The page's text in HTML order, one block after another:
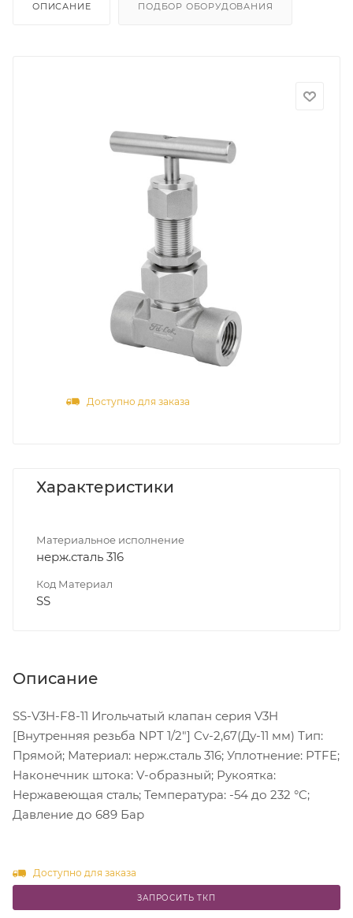
ОПИСАНИЕ ПОДБОР ОБОРУДОВАНИЯ
Доступно для заказа
Характеристики
Материальное исполнение
нерж.сталь 316
Код Материал
SS
Описание
SS-V3H-F8-11 Игольчатый клапан серия V3H
[Внутренняя резьба NPT 1/2"] Cv-2,67(Ду-11 мм) Тип:
Прямой; Материал: нерж.сталь 316; Уплотнение: PTFE;
Наконечник штока: V-образный; Рукоятка:
Нержавеющая сталь; Температура: -54 до 232 °C;
Давление до 689 Бар
Доступно для заказа
ЗАПРОСИТЬ ТКП